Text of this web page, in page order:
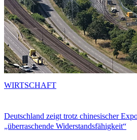
Deutschland zeigt trotz chinesischer
„überraschende Widerstandsfähigkeit“
WIRTSCHAFT